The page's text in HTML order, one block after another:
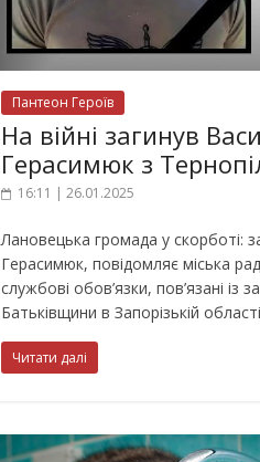
Пантеон Героїв
На війні загинув
Герасимюк з
16:11 | 26.01.2025
Лановецька громада у скорботі:
Герасимюк, повідомляє міська
службові обов’язки, пов’язані із
Батьківщини в Запорізькій
Читати далі